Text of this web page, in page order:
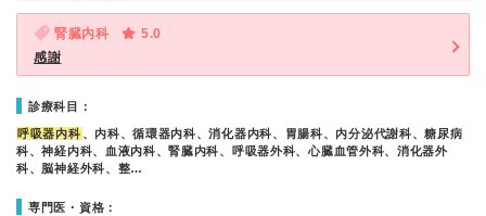
腎臓内科
5.0
感謝
診療科目：
呼吸器内科 、内科、循環器内科、消化器内科、胃腸科、内分泌代謝科、糖尿病
科、神経内科、血液内科、腎臓内科、呼吸器外科、心臓血管外科、消化器外
科、脳神経外科、整…
専門医・資格：